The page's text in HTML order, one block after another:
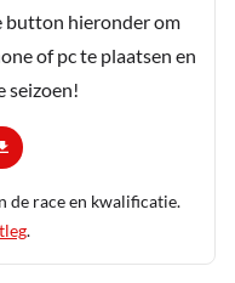
button hieronder om
of pc te plaatsen en
seizoen!
de race en kwalificatie.
.